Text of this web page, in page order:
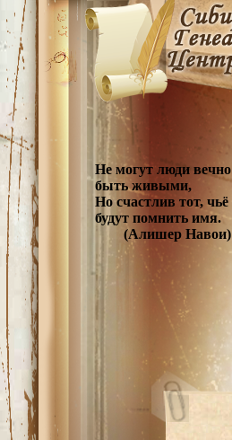
Не могут люди вечно
быть живыми,
Но счастлив тот, чьё
будут помнить имя.
(Алишер Навои)